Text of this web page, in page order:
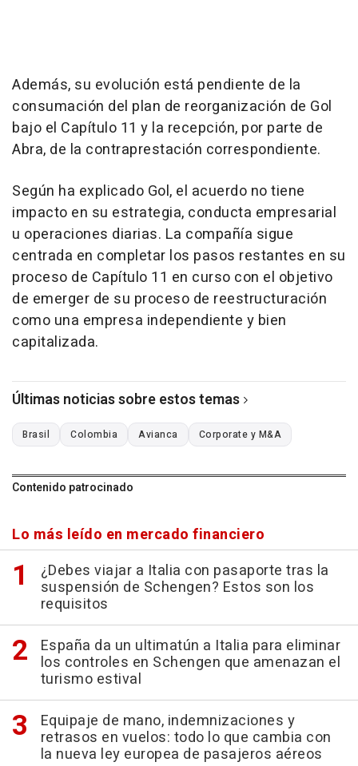
Además, su evolución está pendiente de la
consumación del plan de reorganización de Gol
bajo el Capítulo 11 y la recepción, por parte de
Abra, de la contraprestación correspondiente.
Según ha explicado Gol, el acuerdo no tiene
impacto en su estrategia, conducta empresarial
u operaciones diarias. La compañía sigue
centrada en completar los pasos restantes en su
proceso de Capítulo 11 en curso con el objetivo
de emerger de su proceso de reestructuración
como una empresa independiente y bien
capitalizada.
Últimas noticias sobre estos temas
Brasil Colombia Avianca Corporate y M&A
Contenido patrocinado
Lo más leído en mercado financiero
¿Debes viajar a Italia con pasaporte tras la
suspensión de Schengen? Estos son los
requisitos
España da un ultimatún a Italia para eliminar
los controles en Schengen que amenazan el
turismo estival
Equipaje de mano, indemnizaciones y
retrasos en vuelos: todo lo que cambia con
la nueva ley europea de pasajeros aéreos